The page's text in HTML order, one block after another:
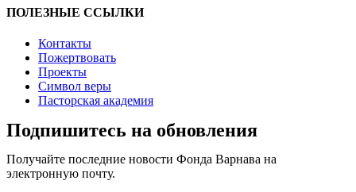
ПОЛЕЗНЫЕ ССЫЛКИ
Контакты
Пожертвовать
Проекты
Символ веры
Пасторская академия
Подпишитесь на обновления
Получайте последние новости Фонда Варнава на
электронную почту.